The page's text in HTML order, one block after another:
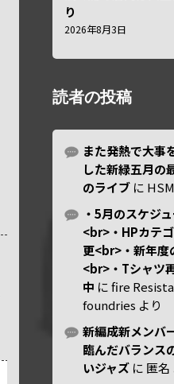
り
2026年8月3日
読者の投稿
また発熱で大事
した新緑五月の
のライブ に HSM
・5月のスケジ
<br>・HPカテ
更<br>・新年度
<br>・Tシャツ
中 にfire
foundries より
新編成新メンバ
臨んだバランス
いジャズ に 匿名